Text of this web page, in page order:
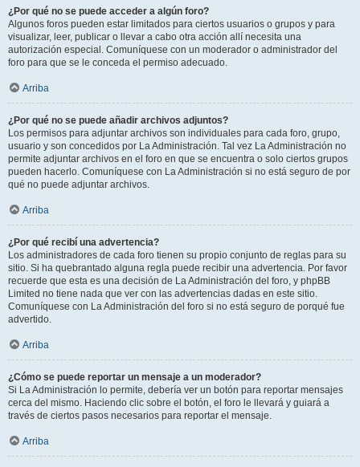
¿Por qué no se puede acceder a algún foro?
Algunos foros pueden estar limitados para ciertos usuarios o grupos y para
visualizar, leer, publicar o llevar a cabo otra acción allí necesita una
autorización especial. Comuníquese con un moderador o administrador del
foro para que se le conceda el permiso adecuado.
Arriba
¿Por qué no se puede añadir archivos adjuntos?
Los permisos para adjuntar archivos son individuales para cada foro, grupo,
usuario y son concedidos por La Administración. Tal vez La Administración no
permite adjuntar archivos en el foro en que se encuentra o solo ciertos grupos
pueden hacerlo. Comuníquese con La Administración si no está seguro de por
qué no puede adjuntar archivos.
Arriba
¿Por qué recibí una advertencia?
Los administradores de cada foro tienen su propio conjunto de reglas para su
sitio. Si ha quebrantado alguna regla puede recibir una advertencia. Por favor
recuerde que esta es una decisión de La Administración del foro, y phpBB
Limited no tiene nada que ver con las advertencias dadas en este sitio.
Comuníquese con La Administración del foro si no está seguro de porqué fue
advertido.
Arriba
¿Cómo se puede reportar un mensaje a un moderador?
Si La Administración lo permite, debería ver un botón para reportar mensajes
cerca del mismo. Haciendo clic sobre el botón, el foro le llevará y guiará a
través de ciertos pasos necesarios para reportar el mensaje.
Arriba